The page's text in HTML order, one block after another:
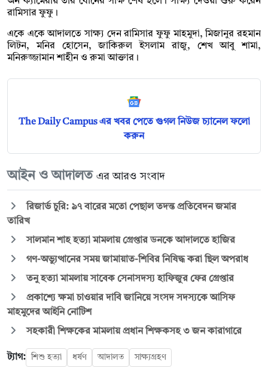
রামিসার ফুফু।
একে একে আদালতে সাক্ষ্য দেন রামিসার ফুফু মাহমুদা, মিজানুর রহমান
লিটন, মনির হোসেন, জাকিরুল ইসলাম রাজু, শেখ আবু শামা,
মনিরুজ্জামান শাহীন ও রুমা আক্তার।
The Daily Campus এর খবর পেতে গুগল নিউজ চ্যানেল ফলো
করুন
আইন ও আদালত এর আরও সংবাদ
রিজার্ভ চুরি: ৯৭ বারের মতো পেছাল তদন্ত প্রতিবেদন জমার
তারিখ
সালমান শাহ হত্যা মামলায় গ্রেপ্তার ডনকে আদালতে হাজির
গণ-অভ্যুত্থানের সময় জামায়াত-শিবির নিষিদ্ধ করা ছিল অপরাধ
তনু হত্যা মামলায় সাবেক সেনাসদস্য হাফিজুর ফের গ্রেপ্তার
প্রকাশ্যে ক্ষমা চাওয়ার দাবি জানিয়ে সংসদ সদস্যকে আসিফ
মাহমুদের আইনি নোটিশ
সহকারী শিক্ষকের মামলায় প্রধান শিক্ষকসহ ৩ জন কারাগারে
ট্যাগ: শিশু হত্যা ধর্ষণ আদালত সাক্ষ্যগ্রহণ